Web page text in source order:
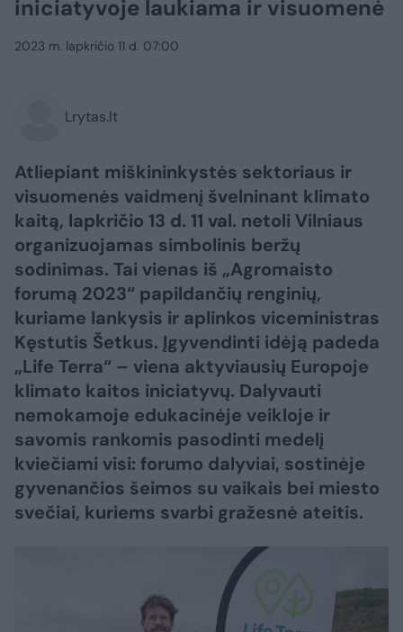
iniciatyvoje laukiama ir visuomenė
2023 m. lapkričio 11 d. 07:00
Lrytas.lt
Atliepiant miškininkystės sektoriaus ir
visuomenės vaidmenį švelninant klimato
kaitą, lapkričio 13 d. 11 val. netoli Vilniaus
organizuojamas simbolinis beržų
sodinimas. Tai vienas iš „Agromaisto
forumą 2023“ papildančių renginių,
kuriame lankysis ir aplinkos viceministras
Kęstutis Šetkus. Įgyvendinti idėją padeda
„Life Terra“ – viena aktyviausių Europoje
klimato kaitos iniciatyvų. Dalyvauti
nemokamoje edukacinėje veikloje ir
savomis rankomis pasodinti medelį
kviečiami visi: forumo dalyviai, sostinėje
gyvenančios šeimos su vaikais bei miesto
svečiai, kuriems svarbi gražesnė ateitis.